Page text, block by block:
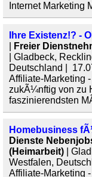
Internet Marketing
Ihre Existenz!? -
Freier
| Gladbeck,
Deutschland |
Affiliate-Marketing
zukÃ¼nftig von zu
faszinierendsten
Homebusiness
Dienste
(Heimarbeit) |
Westfalen,
Affiliate-Marketing